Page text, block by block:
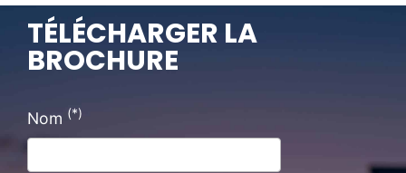
TÉLÉCHARGER LA
BROCHURE
Nom (*)